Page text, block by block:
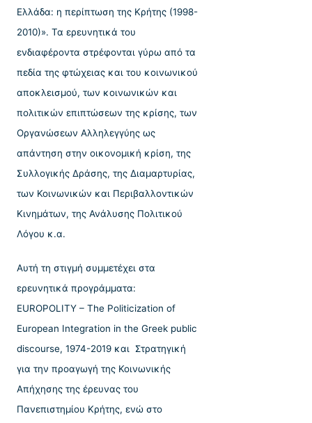
Ελλάδα: η περίπτωση της Κρήτης (1998-
2010)». Τα ερευνητικά του
ενδιαφέροντα στρέφονται γύρω από τα
πεδία της φτώχειας και του κοινωνικού
αποκλεισμού, των κοινωνικών και
πολιτικών επιπτώσεων της κρίσης, των
Οργανώσεων Αλληλεγγύης ως
απάντηση στην οικονομική κρίση, της
Συλλογικής Δράσης, της Διαμαρτυρίας,
των Κοινωνικών και Περιβαλλοντικών
Κινημάτων, της Ανάλυσης Πολιτικού
Λόγου κ.α.
Αυτή τη στιγμή συμμετέχει στα
ερευνητικά προγράμματα:
EUROPOLITY – The Politicization of
European Integration in the Greek public
discourse, 1974-2019 και Στρατηγική
για την προαγωγή της Κοινωνικής
Απήχησης της έρευνας του
Πανεπιστημίου Κρήτης, ενώ στο